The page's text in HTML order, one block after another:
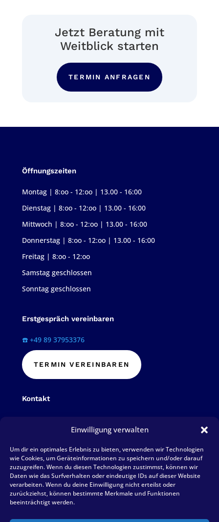
Einwilligung verwalten
Um dir ein optimales Erlebnis zu bieten, verwenden wir Technologien
wie Cookies, um Geräteinformationen zu speichern und/oder darauf
zuzugreifen. Wenn du diesen Technologien zustimmst, können wir
Daten wie das Surfverhalten oder eindeutige IDs auf dieser Website
verarbeiten. Wenn du deine Einwilligung nicht erteilst oder
zurückziehst, können bestimmte Merkmale und Funktionen
beeinträchtigt werden.
Jetzt Beratung mit
Weitblick starten
TERMIN ANFRAGEN
Öffnungszeiten
Montag | 8:oo - 12:oo | 13.00 - 16:00
Dienstag | 8:oo - 12:oo | 13.00 - 16:00
Mittwoch | 8:oo - 12:oo | 13.00 - 16:00
Donnerstag | 8:oo - 12:oo | 13.00 - 16:00
Freitag | 8:oo - 12:oo
Samstag geschlossen
Sonntag geschlossen
Erstgespräch vereinbaren
☎️ +49 89 37953376
TERMIN VEREINBAREN
Kontakt
E-Mail: mail@hoppestb.de
BEWERTUNG SCHREIBEN